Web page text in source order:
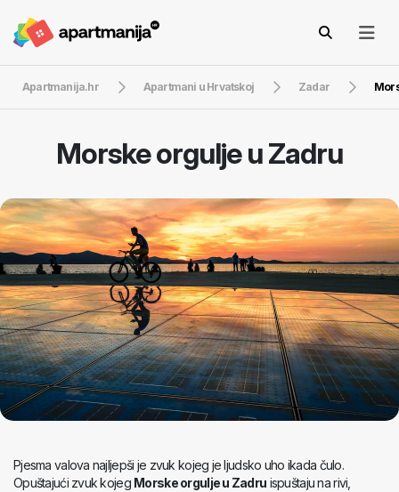
Apartmanija.hr Apartmani u Hrvatskoj Zadar
Morske orgulje u Zadru
Pjesma valova najljepši je zvuk kojeg je ljudsko uho ikada čulo.
Opuštajući zvuk kojeg Morske orgulje u Zadru ispuštaju na rivi,